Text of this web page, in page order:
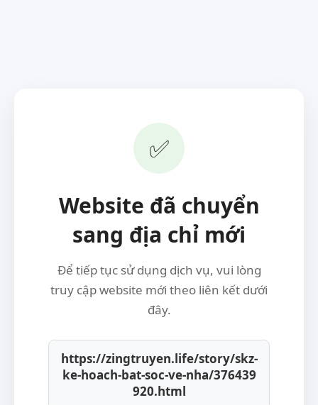
✅
Website đã chuyển
sang địa chỉ mới
Để tiếp tục sử dụng dịch vụ, vui lòng
truy cập website mới theo liên kết dưới
đây.
https://zingtruyen.life/story/skz-
ke-hoach-bat-soc-ve-nha/376439
920.html